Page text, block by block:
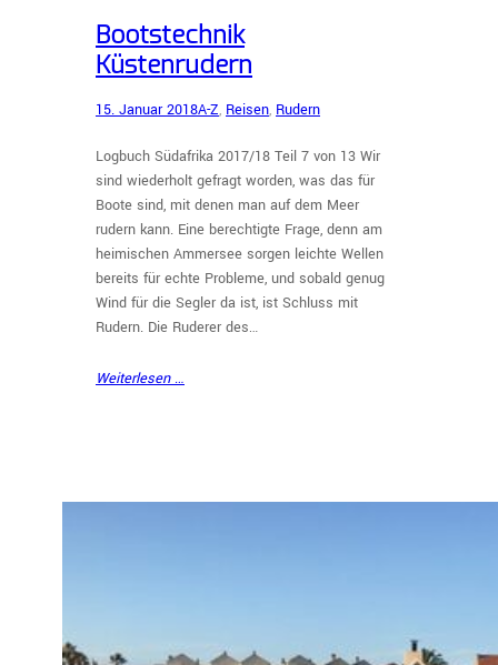
Bootstechnik
Küstenrudern
15. Januar 2018A-Z, Reisen, Rudern
Logbuch Südafrika 2017/18 Teil 7 von 13 Wir
sind wiederholt gefragt worden, was das für
Boote sind, mit denen man auf dem Meer
rudern kann. Eine berechtigte Frage, denn am
heimischen Ammersee sorgen leichte Wellen
bereits für echte Probleme, und sobald genug
Wind für die Segler da ist, ist Schluss mit
Rudern. Die Ruderer des…
Weiterlesen …